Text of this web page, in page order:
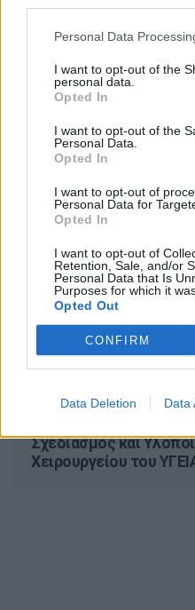
Personal Data
I want to opt-out of the
personal data.
Opted In
I want to opt-out of the
Personal Data.
Opted In
I want to opt-out of
Personal Data for
Opted In
I want to opt-out of
Retention, Sale, and/or
Personal Data that Is
Purposes for which it
Opted Out
CONFIRM
Data Deletion Data
Περιγραφή Του
ΥΓΕΙΑ
μια επιφάνεια 87
τα ακόλουθα…
Ποιες Επεμβάσεις
Χειρουργείο
Μεταξύ άλλων μπορούν να
επεμβάσεις…
Διαβάστε περισσότερα
Σχεδιασμός και
Χειρουργείου του